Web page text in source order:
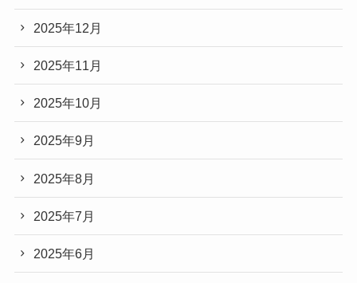
2025年12月
2025年11月
2025年10月
2025年9月
2025年8月
2025年7月
2025年6月